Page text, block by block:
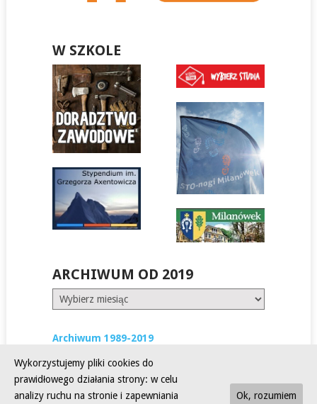
W SZKOLE
ARCHIWUM OD 2019
Archiwum
od
Archiwum 1989-2019
Wykorzystujemy pliki cookies do
prawidłowego działania strony: w celu
analizy ruchu na stronie i zapewniania
Ok, rozumiem